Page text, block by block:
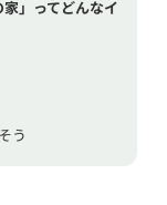
家」ってどんなイ
う